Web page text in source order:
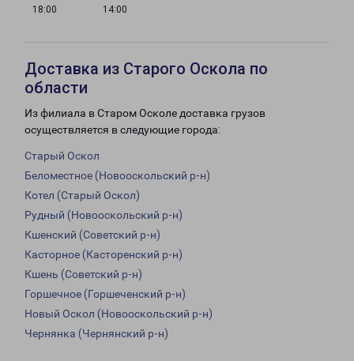
18:00
14:00
Доставка из Старого Оскола по
области
Из филиала в Старом Осколе доставка грузов
осуществляется в следующие города:
Старый Оскол
Беломестное (Новооскольский р-н)
Котел (Старый Оскол)
Рудный (Новооскольский р-н)
Кшенский (Советский р-н)
Касторное (Касторенский р-н)
Кшень (Советский р-н)
Горшечное (Горшеченский р-н)
Новый Оскол (Новооскольский р-н)
Чернянка (Чернянский р-н)